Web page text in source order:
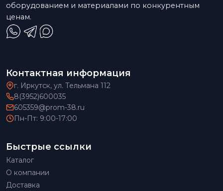
оборудованием и материалами по конкурентным
ценам.
Контактная информация
г. Иркутск, ул. Тельмана 112
8(3952)600035
605359@prom-38.ru
Пн-Пт: 9:00-17:00
Быстрые ссылки
Каталог
О компании
Доставка